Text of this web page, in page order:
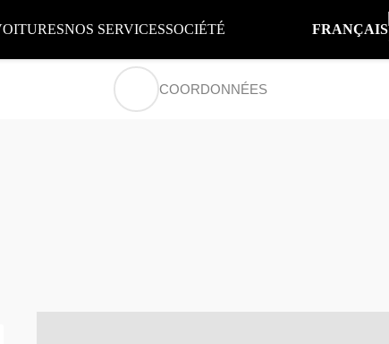
NOS SERVICESSOCIÉTÉ FRANÇAIS
COORDONNÉES